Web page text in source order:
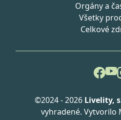
Orgány a
Všetky
Celkové
©2024 - 2026 Livelity,
vyhradené. Vytvorilo